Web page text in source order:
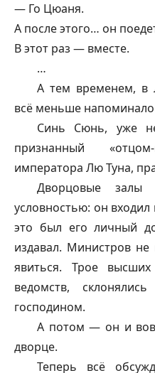
— Го Цюаня.
А после этого… он
В этот раз — вместе.
…
А тем временем, в
всё меньше
Синь Сюнь, уже
признанный
императора Лю Туна,
Дворцовые
условностью: он входил
это был его личный
издавал. Министров
явиться. Трое
ведомств,
господином.
А потом — он и
дворце.
Теперь всё